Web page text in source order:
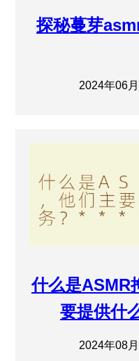
探秘蔓芽
2024年06
什么是ASMR
要提供什
2024年08